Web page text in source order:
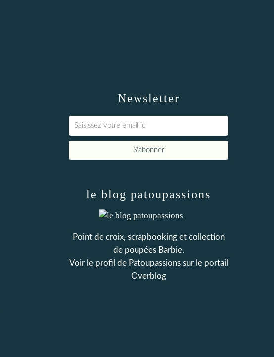
Newsletter
le blog patoupassions
Point de croix, scrapbooking et collection
de poupées Barbie.
Voir le profil de Patoupassionssur le portail
Overblog